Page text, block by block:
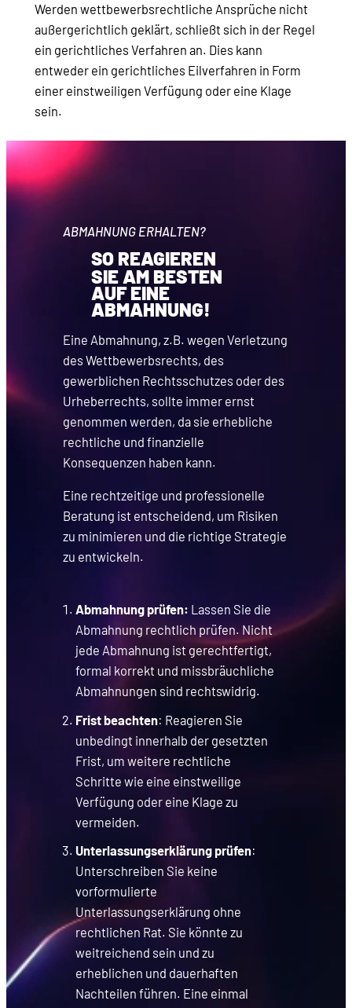
Werden wettbewerbsrechtliche Ansprüche nicht
außergerichtlich geklärt, schließt sich in der Regel
ein gerichtliches Verfahren an. Dies kann
entweder ein gerichtliches Eilverfahren in Form
einer einstweiligen Verfügung oder eine Klage
sein.
ABMAHNUNG ERHALTEN?
SO REAGIEREN
SIE AM BESTEN
AUF EINE
ABMAHNUNG!
Eine Abmahnung, z.B. wegen Verletzung
des Wettbewerbsrechts, des
gewerblichen Rechtsschutzes oder des
Urheberrechts, sollte immer ernst
genommen werden, da sie erhebliche
rechtliche und finanzielle
Konsequenzen haben kann.
Eine rechtzeitige und professionelle
Beratung ist entscheidend, um Risiken
zu minimieren und die richtige Strategie
zu entwickeln.
Abmahnung prüfen: Lassen Sie die
Abmahnung rechtlich prüfen. Nicht
jede Abmahnung ist gerechtfertigt,
formal korrekt und missbräuchliche
Abmahnungen sind rechtswidrig.
Frist beachten: Reagieren Sie
unbedingt innerhalb der gesetzten
Frist, um weitere rechtliche
Schritte wie eine einstweilige
Verfügung oder eine Klage zu
vermeiden.
Unterlassungserklärung prüfen:
Unterschreiben Sie keine
vorformulierte
Unterlassungserklärung ohne
rechtlichen Rat. Sie könnte zu
weitreichend sein und zu
erheblichen und dauerhaften
Nachteilen führen. Eine einmal